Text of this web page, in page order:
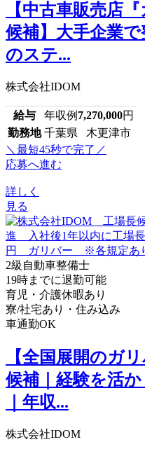
【中古車販売店
候補】大手企業
のステ...
株式会社IDOM
給与 年収例 7,270,000円
勤務地 千葉県 木更津市
＼最短45秒で完了／
応募へ進む
詳しく
見る
2級自動車整備士
19時までに退勤可能
育児・介護休暇あり
寮/社宅あり・住み込み
車通勤OK
【全国展開のガ
候補｜経験を活
｜年収...
株式会社IDOM